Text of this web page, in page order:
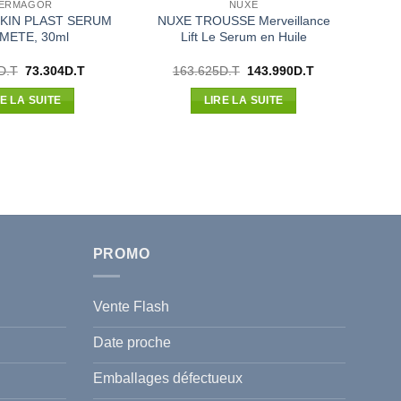
PLAST SERUM
30ml
Le
initial
était :
73.304D.TLe
LA SUITE
NUXE
NUXE TROUSSE Merveillance
Lift Le Serum en Huile
163.625D.T Le
initial
était :
143.990D.TLe
LIRE LA SUITE
PROMO
Vente Flash
Date proche
Emballages défectueux